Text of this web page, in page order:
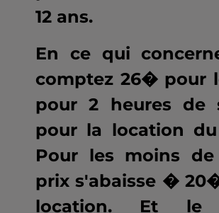
12 ans.
En ce qui
comptez 26� pour
pour 2 heures
pour la location
Pour les moins
prix s'abaisse �
location. Et le